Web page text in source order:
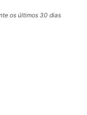
os últimos 30 dias